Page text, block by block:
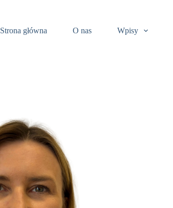
Strona główna
O nas Wpisy